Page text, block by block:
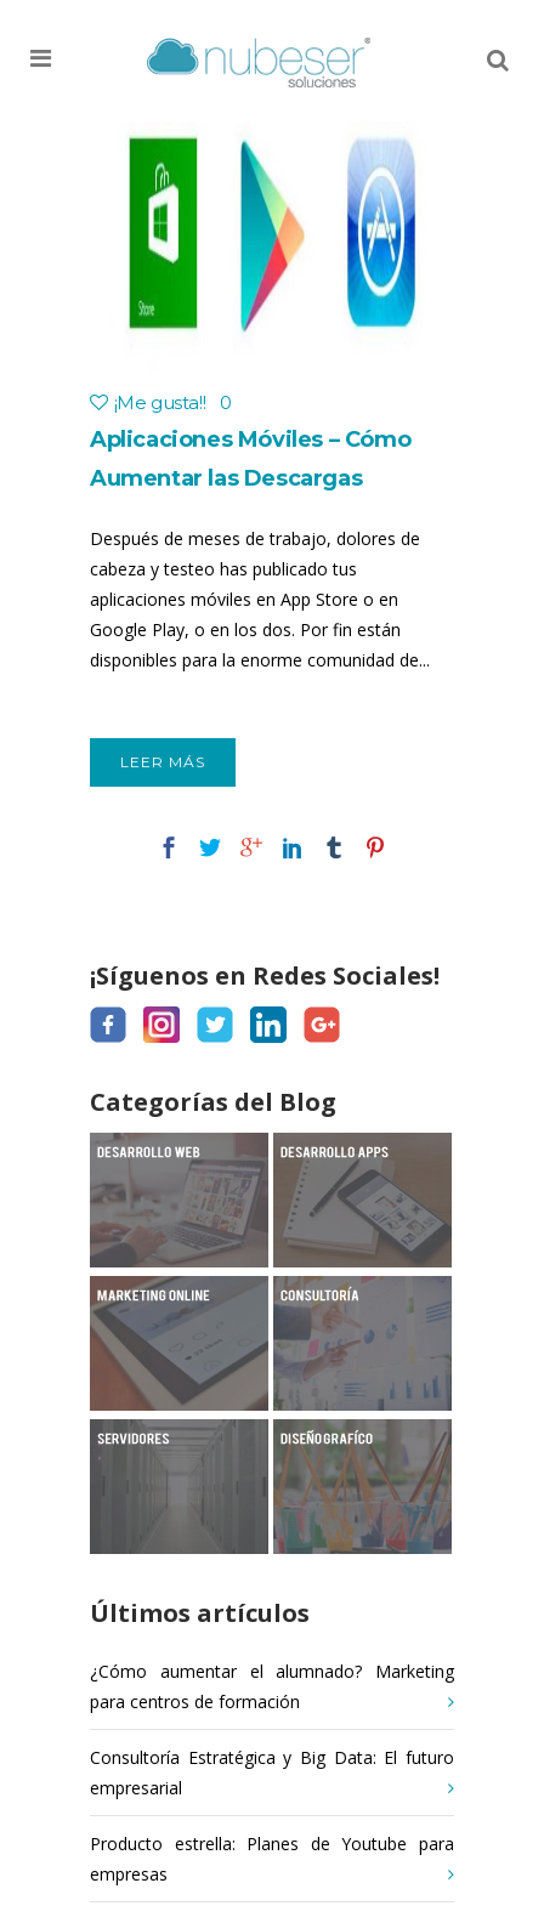
¡Me gusta!! 0
Aplicaciones Móviles – Cómo
Aumentar las Descargas
Después de meses de trabajo, dolores de
cabeza y testeo has publicado tus
aplicaciones móviles en App Store o en
Google Play, o en los dos. Por fin están
disponibles para la enorme comunidad de...
LEER MÁS
¡Síguenos en Redes Sociales!
Categorías del Blog
Últimos artículos
¿Cómo aumentar el alumnado? Marketing
para centros de formación
Consultoría Estratégica y Big Data: El futuro
empresarial
Producto estrella: Planes de Youtube para
empresas